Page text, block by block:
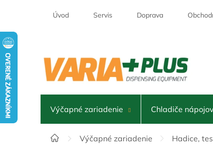
Úvod Servis Doprava
Výčapné zariadenie Chladiče nápojov
DomovVýčapné zariadenie Hadice,